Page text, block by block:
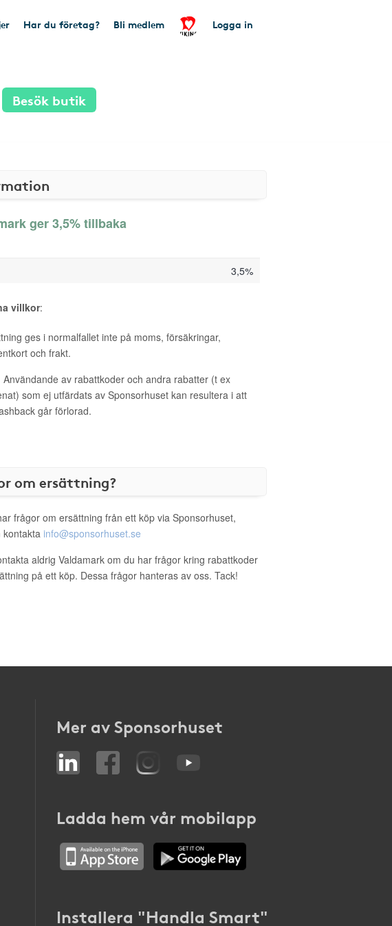
Har du företag? Bli medlem Logga in
Besök butik
ger 3,5% tillbaka
3,5%
villkor:
ges i normalfallet inte på moms, försäkringar,
och frakt.
Användande av rabattkoder och andra rabatter (t ex
som ej utfärdats av Sponsorhuset kan resultera i att
går förlorad.
om ersättning?
frågor om ersättning från ett köp via Sponsorhuset,
kontakta info@sponsorhuset.se
aldrig Valdamark om du har frågor kring rabattkoder
på ett köp. Dessa frågor hanteras av oss. Tack!
Mer av Sponsorhuset
Ladda hem vår mobilapp
Installera "Handla Smart"